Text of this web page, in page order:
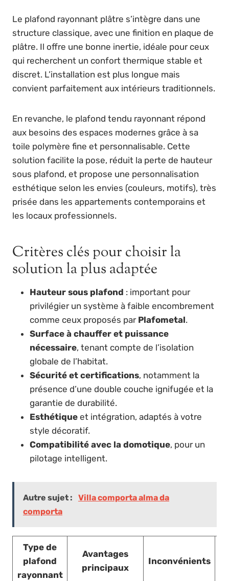
Le plafond rayonnant plâtre s’intègre dans une
structure classique, avec une finition en plaque de
plâtre. Il offre une bonne inertie, idéale pour ceux
qui recherchent un confort thermique stable et
discret. L’installation est plus longue mais
convient parfaitement aux intérieurs traditionnels.
En revanche, le plafond tendu rayonnant répond
aux besoins des espaces modernes grâce à sa
toile polymère fine et personnalisable. Cette
solution facilite la pose, réduit la perte de hauteur
sous plafond, et propose une personnalisation
esthétique selon les envies (couleurs, motifs), très
prisée dans les appartements contemporains et
les locaux professionnels.
Critères clés pour choisir la
solution la plus adaptée
Hauteur sous plafond : important pour
privilégier un système à faible encombrement
comme ceux proposés par Plafometal.
Surface à chauffer et puissance
nécessaire, tenant compte de l’isolation
globale de l’habitat.
Sécurité et certifications, notamment la
présence d’une double couche ignifugée et la
garantie de durabilité.
Esthétique et intégration, adaptés à votre
style décoratif.
Compatibilité avec la domotique, pour un
pilotage intelligent.
Autre sujet :
Villa comporta alma da
comporta
Type de
plafond
rayonnant
Avantages
principaux
Inconvénients